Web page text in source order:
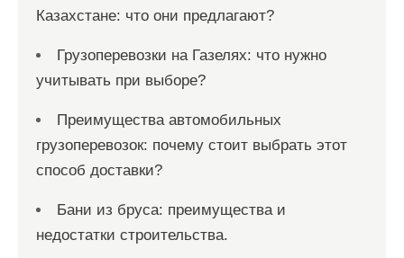
Казахстане: что они предлагают?
Грузоперевозки на Газелях: что нужно
учитывать при выборе?
Преимущества автомобильных
грузоперевозок: почему стоит выбрать этот
способ доставки?
Бани из бруса: преимущества и
недостатки строительства.